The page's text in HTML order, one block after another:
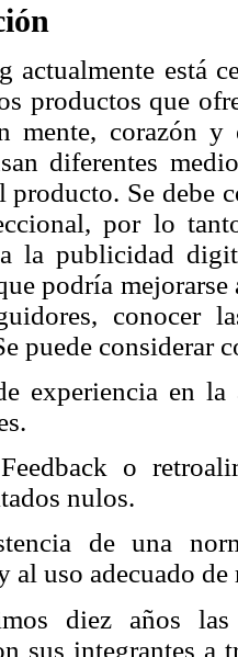
actualmente está
productos que
mente, corazón y
diferentes
producto. Se debe
por lo
la publicidad
podría
conocer
puede considerar
experiencia en la
o
nulos.
de una
al uso adecuado de
diez años las
sus integrantes a